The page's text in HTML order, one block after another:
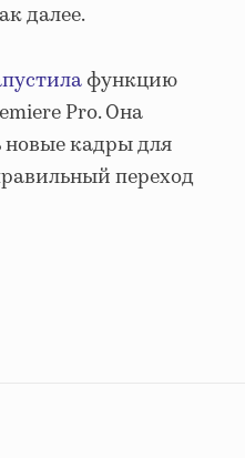
далее.
функцию
Pro. Она
новые кадры для
переход